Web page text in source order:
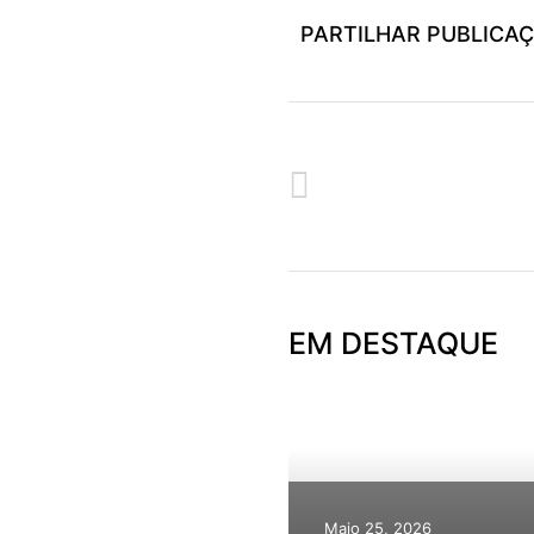
PARTILHAR
EM DESTAQUE
Maio 25, 2026